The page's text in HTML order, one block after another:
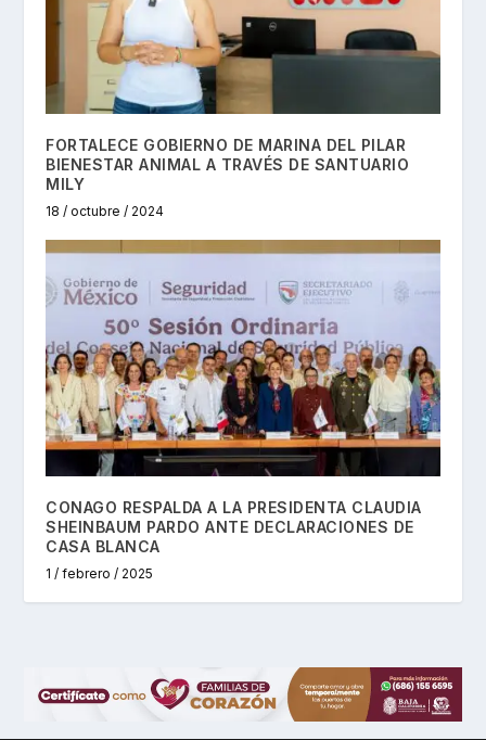
FORTALECE GOBIERNO DE MARINA DEL PILAR
BIENESTAR ANIMAL A TRAVÉS DE SANTUARIO
MILY
18 / octubre / 2024
CONAGO RESPALDA A LA PRESIDENTA CLAUDIA
SHEINBAUM PARDO ANTE DECLARACIONES DE
CASA BLANCA
1 / febrero / 2025